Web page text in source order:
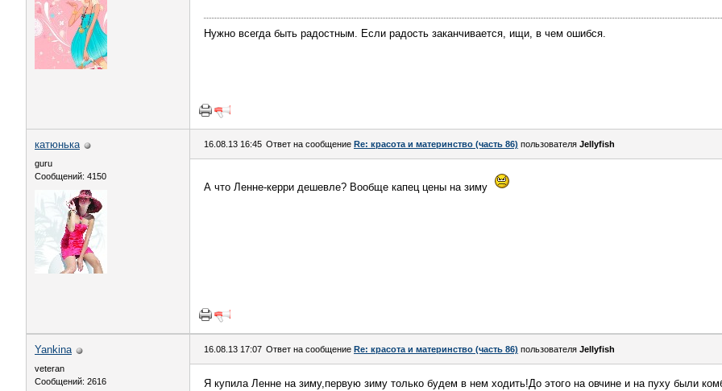
Нужно всегда быть радостным. Если радость заканчивается, ищи, в чем ошибся.
катюнька
guru
Сообщений: 4150
16.08.13 16:45 Ответ на сообщение Re: красота и материнство (часть 86) пользователя Jellyfish
А что Ленне-керри дешевле? Вообще капец цены на зиму
Yankina
veteran
Сообщений: 2616
16.08.13 17:07 Ответ на сообщение Re: красота и материнство (часть 86) пользователя Jellyfish
Я купила Ленне на зиму,первую зиму только будем в нем ходить!До этого на овчине и на пуху были